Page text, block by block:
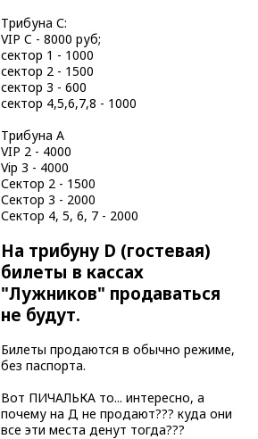
Трибуна С:
VIP C - 8000 руб;
сектор 1 - 1000
сектор 2 - 1500
сектор 3 - 600
сектор 4,5,6,7,8 - 1000
Трибуна A
VIP 2 - 4000
Vip 3 - 4000
Сектор 2 - 1500
Сектор 3 - 2000
Сектор 4, 5, 6, 7 - 2000
На трибуну D (гостевая)
билеты в кассах
"Лужников" продаваться
не будут.
Билеты продаются в обычно режиме,
без паспорта.
Вот ПИЧАЛЬКА то... интересно, а
почему на Д не продают??? куда они
все эти места денут тогда???